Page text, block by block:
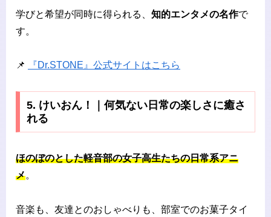
学びと希望が同時に得られる、 知的エンタメの名作で
す。
📌 『Dr.STONE』公式サイトはこちら
5. けいおん！｜何気ない日常の楽しさに癒さ
れる
ほのぼのとした軽音部の女子高生たちの日常系アニ
メ。
音楽も、友達とのおしゃべりも、部室でのお菓子タイ